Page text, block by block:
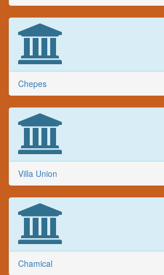
Chepes
Villa Union
Chamical